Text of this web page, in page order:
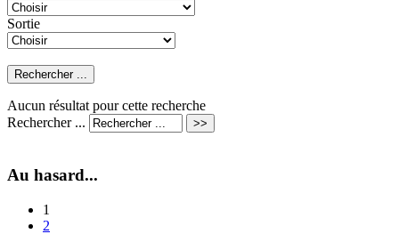
Sortie
Aucun résultat pour cette recherche
Rechercher ...
Au hasard...
1
2